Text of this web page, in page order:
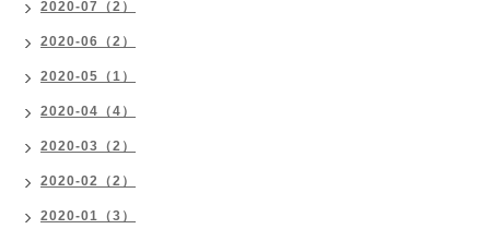
2020-07（2）
2020-06（2）
2020-05（1）
2020-04（4）
2020-03（2）
2020-02（2）
2020-01（3）